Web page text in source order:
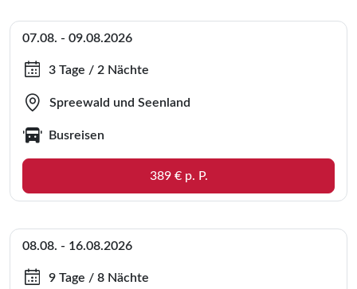
07.08. - 09.08.2026
3 Tage / 2 Nächte
Spreewald und Seenland
Busreisen
389 € p. P.
08.08. - 16.08.2026
9 Tage / 8 Nächte